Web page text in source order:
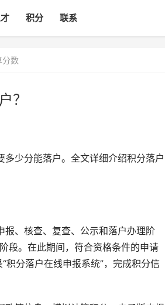
积分 联系
分数
？
少分能落户。全文详细介绍积分落户
、核查、复查、公示和落户办理阶
段。在此期间，符合资格条件的申请
积分落户在线申报系统”，完成积分信